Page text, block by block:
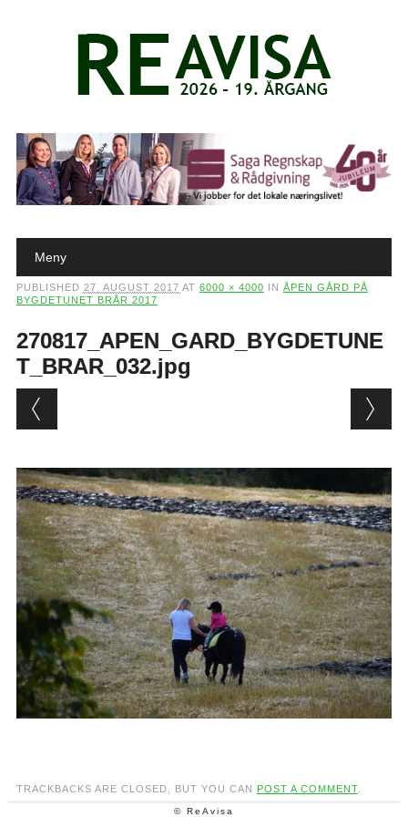
Main menu
Meny
PUBLISHED 27. AUGUST 2017 AT 6000 × 4000 IN ÅPEN GÅRD PÅ
BYGDETUNET BRÅR 2017
270817_APEN_GARD_BYGDETUNE
T_BRAR_032.jpg
TRACKBACKS ARE CLOSED, BUT YOU CAN POST A COMMENT.
© ReAvisa